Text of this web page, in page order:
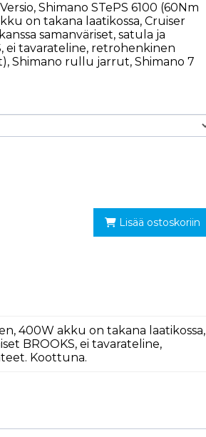
Shimano STePS 6100 (60Nm
on takana laatikossa, Cruiser
samanväriset, satula ja
ei tavarateline, retrohenkinen
Shimano rullu jarrut, Shimano 7
Lisää ostoskoriin
400W akku on takana laatikossa,
BROOKS, ei tavarateline,
Koottuna.